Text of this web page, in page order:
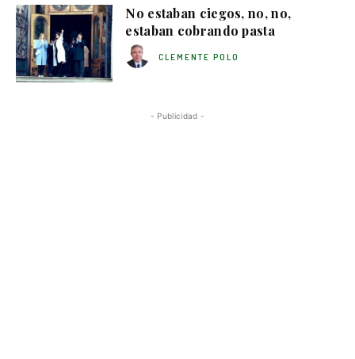
No estaban ciegos, no, no,
estaban cobrando pasta
CLEMENTE POLO
- Publicidad -